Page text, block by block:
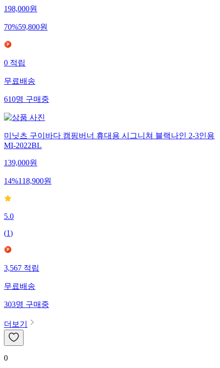
198,000원
70%59,800원
0적립
무료배송
610명구매중
미닛츠 구이바다 캠핑버너 휴대용 시그니쳐 블랙나인 2-3인용
MI-2022BL
139,000원
14%118,900원
5.0
(1)
3,567적립
무료배송
303명구매중
더보기
0